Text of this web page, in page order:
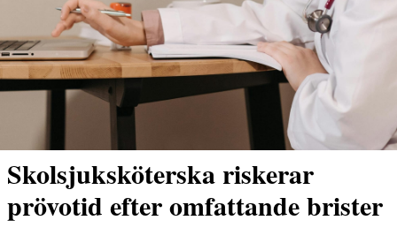
Skolsjuksköterska riskerar
prövotid efter omfattande brister